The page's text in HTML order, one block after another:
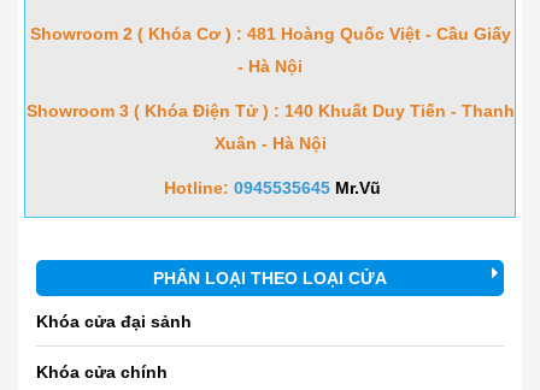
PHÂN LOẠI THEO LOẠI CỬA
Khóa cửa đại sảnh
Khóa cửa chính
Showroom 2 ( Khóa Cơ ) : 481 Hoàng Quốc Việt - Cầu Giấy
- Hà Nội
Showroom 3 ( Khóa Điện Tử ) : 140 Khuất Duy Tiến - Thanh
Xuân - Hà Nội
Hotline: 0945535645 Mr.Vũ